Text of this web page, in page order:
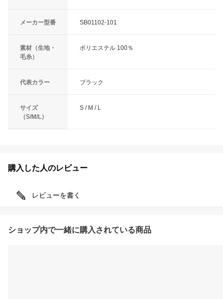
メーカー型番 SB01102-101
素材（生地・
毛糸）
ポリエステル 100％
代表カラー ブラック
サイズ
（S/M/L）
S / M / L
購入した人のレビュー
レビューを書く
ショップ内で一緒に購入されている商品